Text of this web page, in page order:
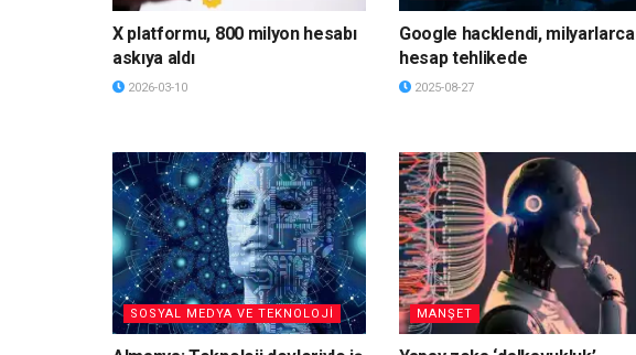
X platformu, 800 milyon hesabı
askıya aldı
2026-03-10
Google hacklendi, milyarlarca
hesap tehlikede
2025-08-27
SOSYAL MEDYA VE TEKNOLOJİ MANŞET